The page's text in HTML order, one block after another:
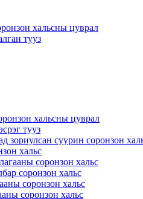
хальсны цуврал
тууз
хальсны цуврал
тууз
зориулсан суурин соронзон
хальс
соронзон хальс
соронзон хальс
соронзон хальс
соронзон хальс